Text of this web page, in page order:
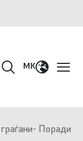
MK
Поради